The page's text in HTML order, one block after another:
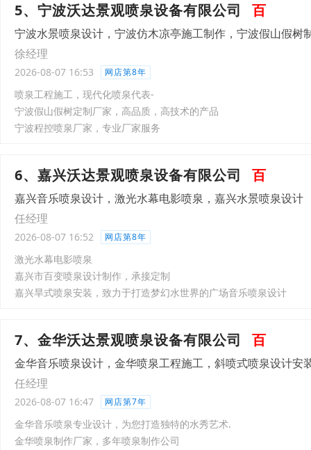
5、宁波沃达景观喷泉设备有限公司 百
宁波水景喷泉设计，宁波仿木凉亭施工制作，宁波假山假树
徐经理
2026-08-07 16:53 网店第8年
喷泉工程施工，现代化喷泉代表-
宁波假山假树定制厂家，高品质，高技术的产品
宁波程控喷泉厂家，专业厂家服务
6、嘉兴沃达景观喷泉设备有限公司 百
嘉兴音乐喷泉设计，激光水幕电影喷泉，嘉兴水景喷泉设计
任经理
2026-08-07 16:52 网店第8年
激光水幕电影喷泉
嘉兴市百变喷泉设计制作，承接定制
嘉兴旱式喷泉安装，致力于打造梦幻水世界的广场音乐喷泉设计
7、金华沃达景观喷泉设备有限公司 百
金华音乐喷泉设计，金华喷泉工程施工，斜喷式喷泉设计安
任经理
2026-08-07 16:47 网店第7年
金华音乐喷泉专业设计，为您打造独特的水秀艺术.
金华喷泉制作厂家，多年喷泉制作公司